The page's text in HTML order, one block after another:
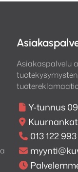
Asiakaspalvelu
Y-tunnus
013 122 993